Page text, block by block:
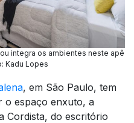
integra os ambientes neste apê
Kadu Lopes
, em São Paulo, tem
o espaço enxuto, a
Cordista, do escritório